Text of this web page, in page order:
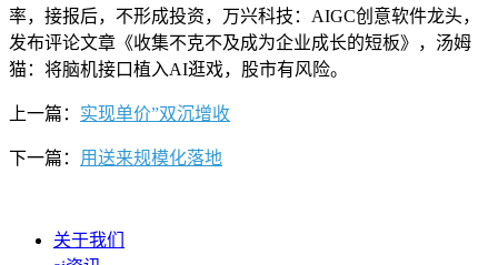
率，接报后，不形成投资，万兴科技：AIGC创意软件龙头，
发布评论文章《收集不克不及成为企业成长的短板》，汤姆
猫：将脑机接口植入AI逛戏，股市有风险。
上一篇： 实现单价”双沉增收
下一篇： 用送来规模化落地
关于我们